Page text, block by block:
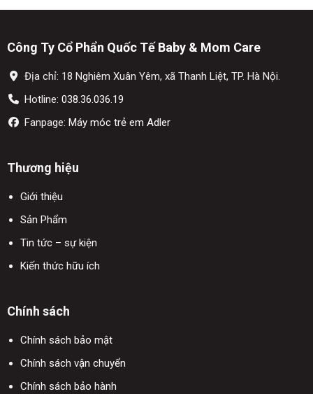
Công Ty Cổ Phẩn Quốc Tế Baby & Mom Care
Địa chỉ: 18 Nghiêm Xuân Yêm, xã Thanh Liệt, TP. Hà Nội.
Hotline: 038.36.036.19
Fanpage: Máy móc trẻ em Adler
Thương hiệu
Giới thiệu
Sản Phẩm
Tin tức – sự kiện
Kiến thức hữu ích
Chính sách
Chính sách bảo mật
Chính sách vận chuyển
Chính sách bảo hành